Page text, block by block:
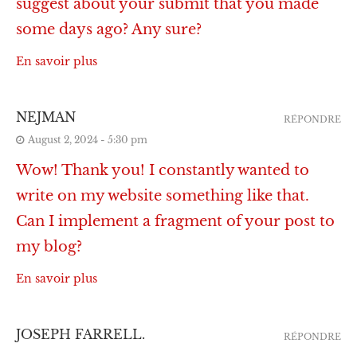
suggest about your submit that you made
some days ago? Any sure?
En savoir plus
NEJMAN
August 2, 2024 - 5:30 pm
Wow! Thank you! I constantly wanted to
write on my website something like that.
Can I implement a fragment of your post to
my blog?
En savoir plus
RÉPONDRE
JOSEPH FARRELL. RÉPONDRE